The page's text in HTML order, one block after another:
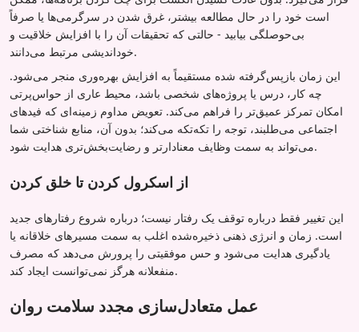
است خود را در حال مطالعه بیشتر، غرق شدن در سرگرمی‌ها یا صرفاً
بی‌حوصلگی بیابید - حالتی که تحقیقات آن را با افزایش خلاقیت و
خوداندیشی مرتبط می‌دانند.
این زمان بازپس‌گرفته شده مستقیماً به افزایش بهره‌وری منجر می‌شود.
چه کار، درس یا پروژه‌های شخصی باشد، محیط عاری از حواس‌پرتی
امکان تمرکز عمیق‌تر را فراهم می‌کند. تعویض مداوم زمینه‌ای که فیدهای
اجتماعی می‌طلبند، توجه را تکه‌تکه می‌کند؛ بدون آن، منابع شناختی شما
می‌تواند به سمت وظایف معنادارتر و رضایت‌بخش‌تری هدایت شود.
از اسکرول کردن تا خلق کردن
این تغییر فقط درباره توقف یک رفتار نیست؛ درباره شروع رفتارهای جدید
است. زمان و انرژی ذهنی ذخیره‌شده اغلب به سمت مسیرهای خلاقانه یا
یادگیری هدایت می‌شود و حس موفقیتی را پرورش می‌دهد که مصرف
منفعلانه هرگز نمی‌توانست ایجاد کند.
عمل متعادل‌سازی مجدد سلامت روان